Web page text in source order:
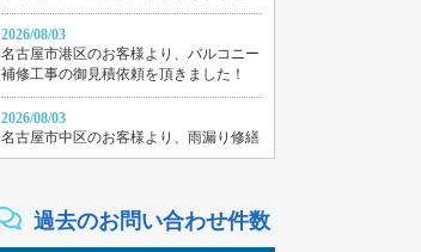
2026/08/03
名古屋市港区のお客様より、バルコニー
補修工事の御見積依頼を頂きました！
2026/08/03
名古屋市中区のお客様より、雨漏り修繕
工事の御見積依頼を頂きました！
三重県いなべ市のお客様より、外壁その
過去のお問い合わせ件数